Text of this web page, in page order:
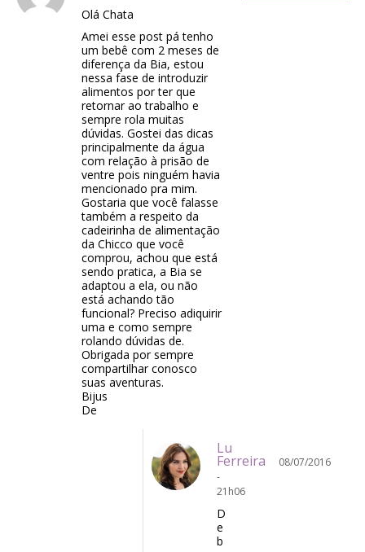
Olá Chata
Amei esse post pá tenho
um bebê com 2 meses de
diferença da Bia, estou
nessa fase de introduzir
alimentos por ter que
retornar ao trabalho e
sempre rola muitas
dúvidas. Gostei das dicas
principalmente da água
com relação à prisão de
ventre pois ninguém havia
mencionado pra mim.
Gostaria que você falasse
também a respeito da
cadeirinha de alimentação
da Chicco que você
comprou, achou que está
sendo pratica, a Bia se
adaptou a ela, ou não
está achando tão
funcional? Preciso adiquirir
uma e como sempre
rolando dúvidas de.
Obrigada por sempre
compartilhar conosco
suas aventuras.
Bijus
De
Lu
Ferreira
08/07/2016
-
21h06
D
e
b